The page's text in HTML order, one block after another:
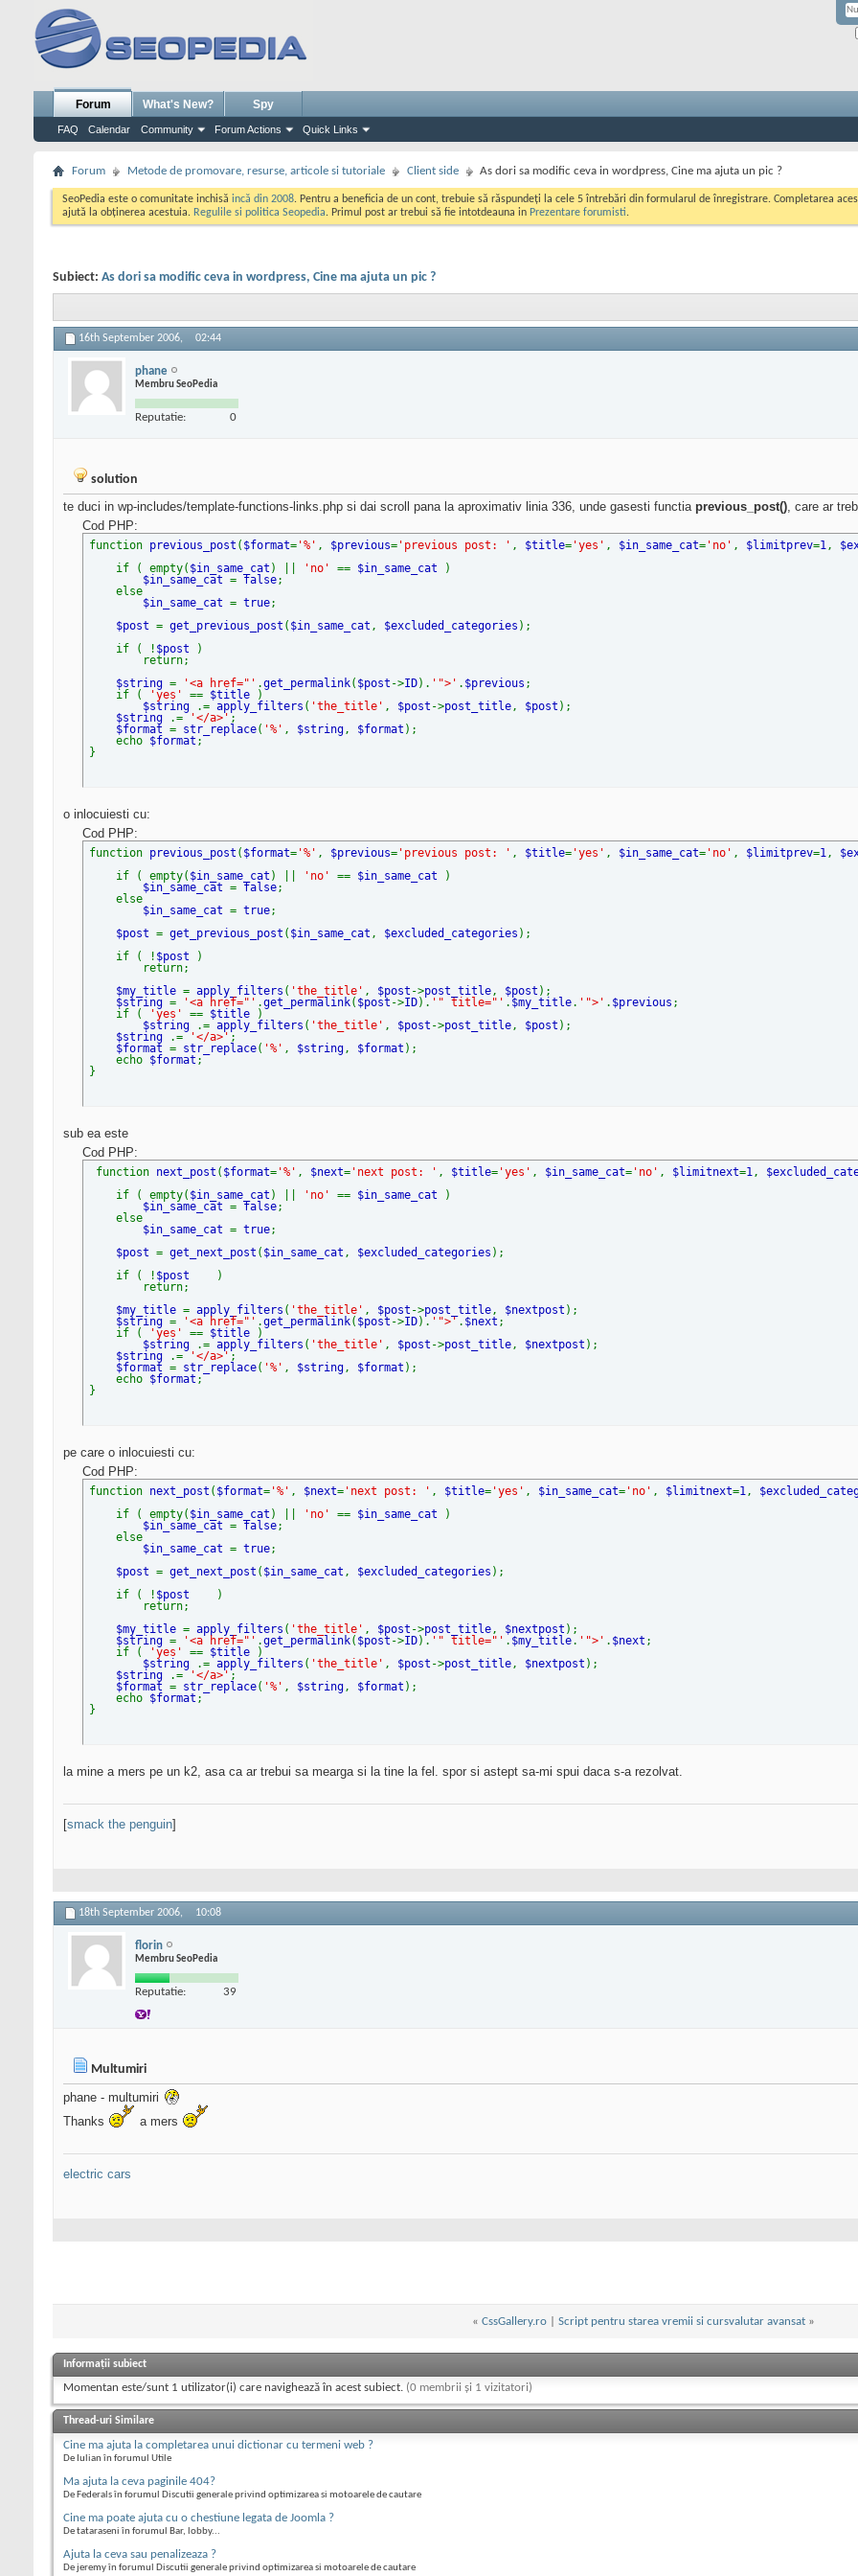
Forum
FAQ Calendar Community Forum Actions Quick Links
What's New? Spy
Forum Metode de promovare, resurse, articole si tutoriale Client side As dori sa modific ceva in wordpress, Cine ma ajuta un pic ?
SeoPedia este o comunitate inchisă incă din 2008. Pentru a beneficia de un cont, trebuie să răspundeți la cele 5 întrebări din formularul de înregistrare. Completarea
ajută la obținerea acestuia. Regulile si politica Seopedia. Primul post ar trebui să fie intotdeauna in Prezentare forumisti.
Subiect: As dori sa modific ceva in wordpress, Cine ma ajuta un pic ?
16th September 2006, 02:44
phane
Membru SeoPedia
Reputatie: 0
solution
te duci in wp-includes/template-functions-links.php si dai scroll pana la aproximativ linia 336, unde gasesti functia previous_post(), care ar
Cod PHP:
function previous_post ( $format= '%' , $previous= 'previous post: ' , $title= 'yes' , $in_same_cat= 'no' , $limitprev=1,
if ( empty( $in_same_cat ) || 'no' == $in_same_cat
)
$in_same_cat = false;
else
$in_same_cat = true;
$post = get_previous_post ( $in_same_cat , $excluded_categories );
if ( ! $post
)
return;
$string = '<a href="' .get_permalink( $post ->ID). '">' . $previous ;
if (
'yes' == $title
)
$string
.= apply_filters ( 'the_title' , $post ->post_title, $post );
$string
.= '</a>' ;
$format = str_replace( '%' , $string, $format );
echo $format ;
}
o inlocuiesti cu:
Cod PHP:
function previous_post ( $format= '%' , $previous= 'previous post: ' , $title= 'yes' , $in_same_cat= 'no' , $limitprev=1,
if ( empty( $in_same_cat ) || 'no' == $in_same_cat
)
$in_same_cat = false;
else
$in_same_cat = true;
$post = get_previous_post ( $in_same_cat , $excluded_categories );
if ( ! $post
)
return;
$my_title = apply_filters ( 'the_title' , $post ->post_title, $post );
$string = '<a href="' .get_permalink( $post ->ID). '" title="' . $my_title. '">' . $previous ;
if (
'yes' == $title
)
$string
.= apply_filters ( 'the_title' , $post ->post_title, $post );
$string
.= '</a>' ;
$format = str_replace( '%' , $string, $format );
echo $format ;
}
sub ea este
Cod PHP:
function next_post ( $format= '%' , $next= 'next post: ' , $title= 'yes' , $in_same_cat= 'no' , $limitnext=1,
if ( empty( $in_same_cat ) || 'no' == $in_same_cat
)
$in_same_cat = false;
else
$in_same_cat = true;
$post = get_next_post ( $in_same_cat , $excluded_categories );
if ( ! $post
)
return;
$my_title = apply_filters ( 'the_title' , $post ->post_title, $nextpost );
$string = '<a href="' .get_permalink( $post ->ID). '">' . $next ;
if (
'yes' == $title
)
$string
.= apply_filters ( 'the_title' , $post ->post_title, $nextpost );
$string
.= '</a>' ;
$format = str_replace( '%' , $string, $format );
echo $format ;
}
pe care o inlocuiesti cu:
Cod PHP:
function next_post ( $format= '%' , $next= 'next post: ' , $title= 'yes' , $in_same_cat= 'no' , $limitnext=1,
if ( empty( $in_same_cat ) || 'no' == $in_same_cat
)
$in_same_cat = false;
else
$in_same_cat = true;
$post = get_next_post ( $in_same_cat , $excluded_categories );
if ( ! $post
)
return;
$my_title = apply_filters ( 'the_title' , $post ->post_title, $nextpost );
$string = '<a href="' .get_permalink( $post ->ID). '" title="' . $my_title. '">' . $next ;
if (
'yes' == $title
)
$string
.= apply_filters ( 'the_title' , $post ->post_title, $nextpost );
$string
.= '</a>' ;
$format = str_replace( '%' , $string, $format );
echo $format ;
}
la mine a mers pe un k2, asa ca ar trebui sa mearga si la tine la fel. spor si astept sa-mi spui daca s-a rezolvat.
[smack the penguin]
18th September 2006, 10:08
florin
Membru SeoPedia
Reputatie: 39
Multumiri
phane - multumiri
Thanks
a mers
electric cars
« CssGallery.ro Script pentru starea vremii si cursvalutar avansat »
Informații subiect
Momentan este/sunt 1 utilizator(i) care navighează în acest subiect. (0 membrii și 1 vizitatori)
Thread-uri Similare
Cine ma ajuta la completarea unui dictionar cu termeni web ?
De Iulian în forumul Utile
Ma ajuta la ceva paginile 404?
De Federals în forumul Discutii generale privind optimizarea si motoarele de cautare
Cine ma poate ajuta cu o chestiune legata de Joomla ?
De tataraseni în forumul Bar, lobby...
Ajuta la ceva sau penalizeaza ?
De jeremy în forumul Discutii generale privind optimizarea si motoarele de cautare